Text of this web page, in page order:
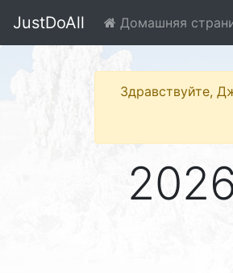
JustDoAll Домашняя
Здравствуйте,